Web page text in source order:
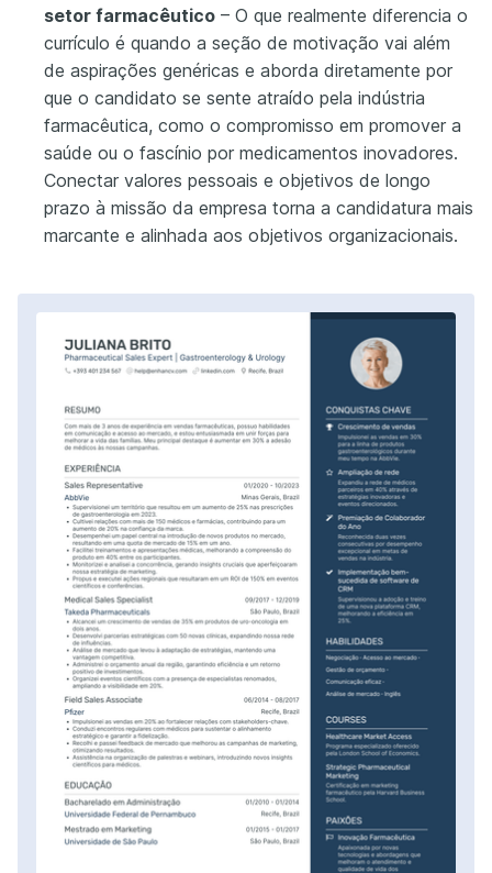
setor farmacêutico – O que realmente diferencia o
currículo é quando a seção de motivação vai além
de aspirações genéricas e aborda diretamente por
que o candidato se sente atraído pela indústria
farmacêutica, como o compromisso em promover a
saúde ou o fascínio por medicamentos inovadores.
Conectar valores pessoais e objetivos de longo
prazo à missão da empresa torna a candidatura mais
marcante e alinhada aos objetivos organizacionais.